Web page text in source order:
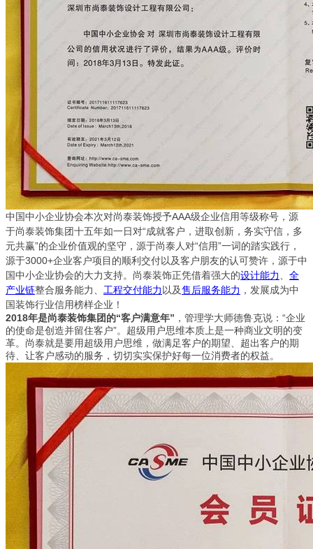
中国中小企业协会本次对尚泰装饰授予AAA级企业信用等级称号，源
于尚泰装饰集团十五年如一日对“成就客户，进取创新，务实守信，多
元共赢”的企业价值观的坚守，源于尚泰人对“信用”一词的踏实践行，
源于3000+企业客户项目的顺利交付以及客户朋友的认可赞许，源于中
国中小企业协会的大力支持。尚泰装饰正凭借着强大的设计能力
全
产业链整合服务能力、 工程交付能力 以及售后服务能力 ，发展成为中
国装饰行业信用榜样企业！
2018年是尚泰装饰集团的“客户满意年” ，管理学大师德鲁克说：“企业
的使命是创造并留住客户”。超级用户思维本质上是一种商业文明的变
革。尚泰就是要用超级用户思维，做满足客户的期望、超出客户的期
待、让客户感动的服务，切切实实保护好每一位消费者的权益。